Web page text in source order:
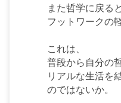
また哲学に戻る
フットワークの
これは、
普段から自分の
リアルな生活を
のではないか。